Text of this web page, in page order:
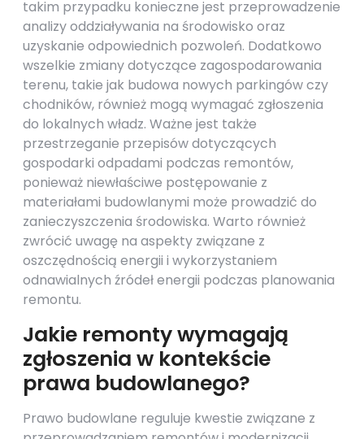
takim przypadku konieczne jest przeprowadzenie
analizy oddziaływania na środowisko oraz
uzyskanie odpowiednich pozwoleń. Dodatkowo
wszelkie zmiany dotyczące zagospodarowania
terenu, takie jak budowa nowych parkingów czy
chodników, również mogą wymagać zgłoszenia
do lokalnych władz. Ważne jest także
przestrzeganie przepisów dotyczących
gospodarki odpadami podczas remontów,
ponieważ niewłaściwe postępowanie z
materiałami budowlanymi może prowadzić do
zanieczyszczenia środowiska. Warto również
zwrócić uwagę na aspekty związane z
oszczędnością energii i wykorzystaniem
odnawialnych źródeł energii podczas planowania
remontu.
Jakie remonty wymagają
zgłoszenia w kontekście
prawa budowlanego?
Prawo budowlane reguluje kwestie związane z